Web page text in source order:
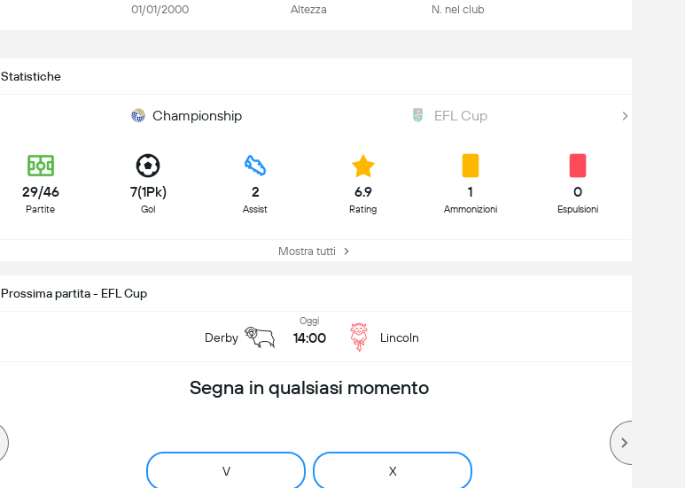
01/01/2000 Altezza N. nel club
Statistiche
Championship EFL Cup
29/46
Partite
7(1Pk)
Gol
2
Assist
6.9
Rating
1
Ammonizioni
0
Espulsioni
Mostra tutti
Prossima partita - EFL Cup
Derby
Oggi
14:00 Lincoln
Segna in qualsiasi momento
V X